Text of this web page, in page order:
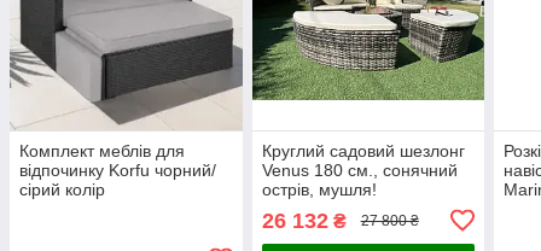
Комплект меблів для
відпочинку Korfu чорний/
сірий колір
Круглий садовий шезлонг
Venus 180 см., сонячний
острів, мушля!
26 132₴ 27 800 ₴